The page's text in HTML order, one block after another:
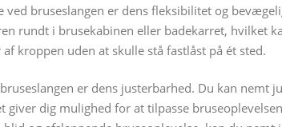
ved bruseslangen er dens fleksibilitet og
rundt i brusekabinen eller badekarret, hvilket
kroppen uden at skulle stå fastlåst på ét sted.
er dens justerbarhed. Du kan nemt
giver dig mulighed for at tilpasse